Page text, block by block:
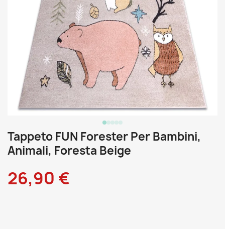
Tappeto FUN Forester Per Bambini,
Animali, Foresta Beige
26,90 €